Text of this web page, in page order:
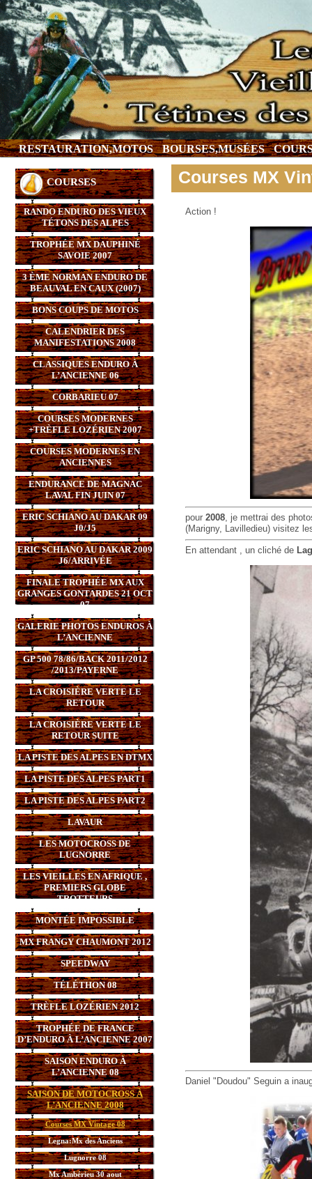
RESTAURATION,MOTOS BOURSES,MUSÉES
COURSES
RANDO ENDURO DES VIEUX
TÉTONS DES ALPES
TROPHÉE MX DAUPHINÉ
SAVOIE 2007
3 ÈME NORMAN ENDURO DE
BEAUVAL EN CAUX (2007)
BONS COUPS DE MOTOS
CALENDRIER DES
MANIFESTATIONS 2008
CLASSIQUES ENDURO À
L’ANCIENNE 06
CORBARIEU 07
COURSES MODERNES
+TRÈFLE LOZÉRIEN 2007
COURSES MODERNES EN
ANCIENNES
ENDURANCE DE MAGNAC
LAVAL FIN JUIN 07
ERIC SCHIANO AU DAKAR 09
J0/J5
ERIC SCHIANO AU DAKAR 2009
J6/ARRIVÉE
FINALE TROPHÉE MX AUX
GRANGES GONTARDES 21 OCT
07
GALERIE PHOTOS ENDUROS À
L’ANCIENNE
GP 500 78/86/BACK 2011/2012
/2013/PAYERNE
LA CROISIÈRE VERTE LE
RETOUR
LA CROISIÈRE VERTE LE
RETOUR SUITE
LA PISTE DES ALPES EN DTMX
LA PISTE DES ALPES PART1
LA PISTE DES ALPES PART2
LAVAUR
LES MOTOCROSS DE
LUGNORRE
LES VIEILLES EN AFRIQUE ,
PREMIERS GLOBE
TROTTEURS
MONTÉE IMPOSSIBLE
MX FRANGY CHAUMONT 2012
SPEEDWAY
TÉLÉTHON 08
TRÈFLE LOZÉRIEN 2012
TROPHÉE DE FRANCE
D’ENDURO À L’ANCIENNE 2007
SAISON ENDURO À
L’ANCIENNE 08
SAISON DE MOTOCROSS À
L’ANCIENNE 2008
Courses MX Vintage 08
Legna:Mx des Anciens
Lugnorre 08
Mx Ambérieu 30 aout
Courses MX
Action !
pour 2008, je mettrai des
(Marigny, Lavilledieu) visitez
En attendant , un cliché de
Daniel "Doudou" Seguin a